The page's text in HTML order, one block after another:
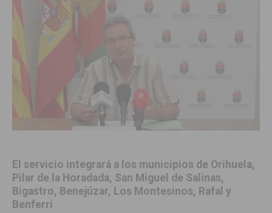
El servicio integrará a los municipios de Orihuela,
Pilar de la Horadada, San Miguel de Salinas,
Bigastro, Benejúzar, Los Montesinos, Rafal y
Benferri